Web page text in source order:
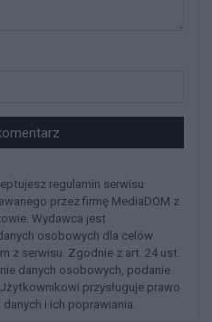
regulamin serwisu
przez firmę MediaDOM z
Wydawca jest
osobowych dla celów
z serwisu. Zgodnie z art. 24 ust.
danych osobowych, podanie
przysługuje prawo
i ich poprawiania.